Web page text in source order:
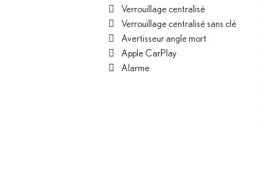
Verrouillage centralisé
Verrouillage centralisé sans clé
Avertisseur angle mort
Apple CarPlay
Alarme